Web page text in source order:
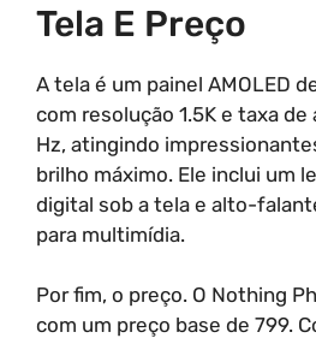
Tela E Preço
A tela é um painel AMOLED
com resolução 1.5K e taxa de
Hz, atingindo
brilho máximo. Ele inclui um
digital sob a tela e alto-
para multimídia.
Por fim, o preço. O Nothing
com um preço base de 799.